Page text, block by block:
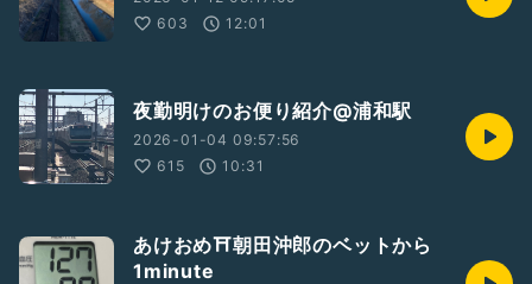
603
12:01
夜勤明けのお便り紹介@浦和駅
2026-01-04 09:57:56
615
10:31
あけおめ⛩朝田沖郎のベットから
1minute